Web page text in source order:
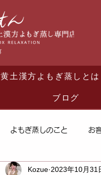
黄土漢方よもぎ蒸しとは
ブログ
よもぎ蒸しのこと お
Kozue 2023年10月31